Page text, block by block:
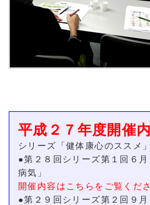
平成２７年度開催
シリーズ「健体康心のススメ
●第２８回シリーズ第１回６
病気」
開催内容はこちらをご覧くだ
●第２９回シリーズ第２回９